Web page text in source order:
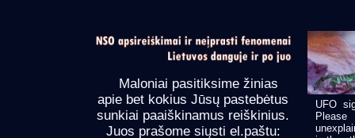
Maloniai pasitiksime žinias
apie bet kokius Jūsų pastebėtus
sunkiai paaiškinamus reiškinius.
Juos prašome siųsti el.paštu:
UFO